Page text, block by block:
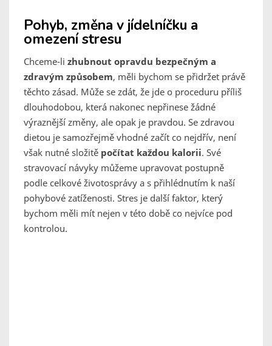
Pohyb, změna v jídelníčku a
omezení stresu
Chceme-li zhubnout opravdu bezpečným a
zdravým způsobem, měli bychom se přidržet právě
těchto zásad. Může se zdát, že jde o proceduru příliš
dlouhodobou, která nakonec nepřinese žádné
výraznější změny, ale opak je pravdou. Se zdravou
dietou je samozřejmě vhodné začít co nejdřív, není
však nutné složitě počítat každou kalorii. Své
stravovací návyky můžeme upravovat postupně
podle celkové životosprávy a s přihlédnutím k naší
pohybové zatíženosti. Stres je další faktor, který
bychom měli mít nejen v této době co nejvíce pod
kontrolou.